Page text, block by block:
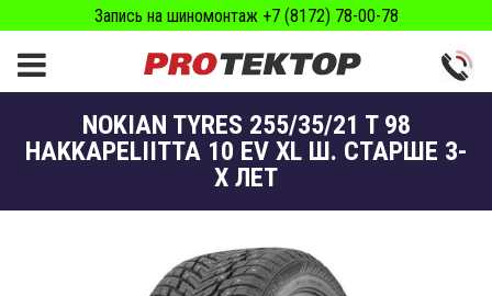
Запись на шиномонтаж +7 (8172) 78-00-78
NOKIAN TYRES 255/35/21 T 98
HAKKAPELIITTA 10 EV XL Ш. СТАРШЕ 3-
Х ЛЕТ